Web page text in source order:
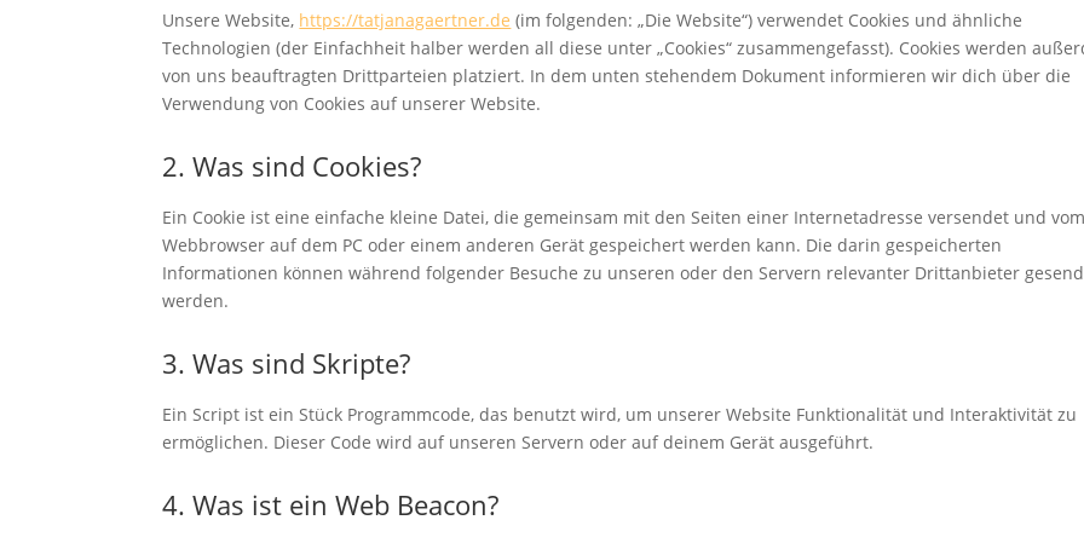
Unsere Website, https://tatjanagaertner.de (im folgenden: „Die Website“) verwendet Cookies und ähnliche
Technologien (der Einfachheit halber werden all diese unter „Cookies“ zusammengefasst). Cookies werden
von uns beauftragten Drittparteien platziert. In dem unten stehendem Dokument informieren wir dich über die
Verwendung von Cookies auf unserer Website.
2. Was sind Cookies?
Ein Cookie ist eine einfache kleine Datei, die gemeinsam mit den Seiten einer Internetadresse versendet und vom
Webbrowser auf dem PC oder einem anderen Gerät gespeichert werden kann. Die darin gespeicherten
Informationen können während folgender Besuche zu unseren oder den Servern relevanter Drittanbieter
werden.
3. Was sind Skripte?
Ein Script ist ein Stück Programmcode, das benutzt wird, um unserer Website Funktionalität und Interaktivität zu
ermöglichen. Dieser Code wird auf unseren Servern oder auf deinem Gerät ausgeführt.
4. Was ist ein Web Beacon?